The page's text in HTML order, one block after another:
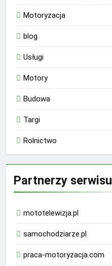
Motoryzacja
blog
Usługi
Motory
Budowa
Targi
Rolnictwo
Partnerzy serwisu
mototelewizja.pl
samochodziarze.pl
praca-motoryzacja.com